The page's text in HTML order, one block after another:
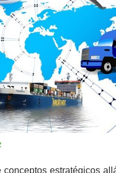
conceptos estratégicos